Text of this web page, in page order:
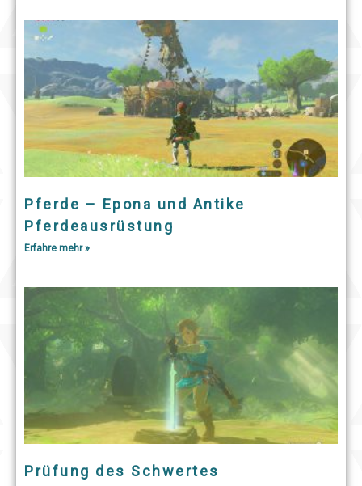
Pferde – Epona und Antike
Pferdeausrüstung
Erfahre mehr »
Prüfung des Schwertes